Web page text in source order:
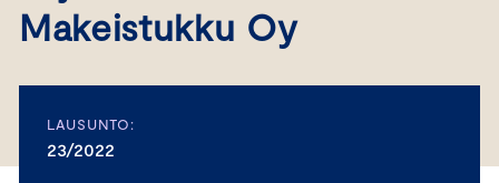
Makeistukku Oy
LAUSUNTO:
23/2022